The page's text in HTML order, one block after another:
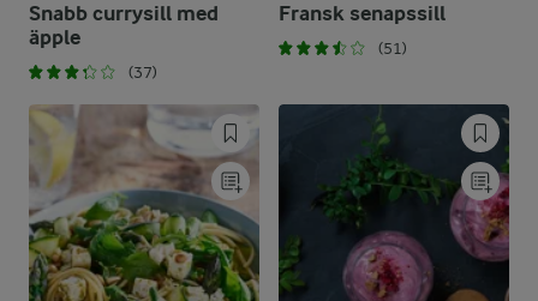
Snabb currysill med
äpple
(37)
Fransk senapssill
(51)